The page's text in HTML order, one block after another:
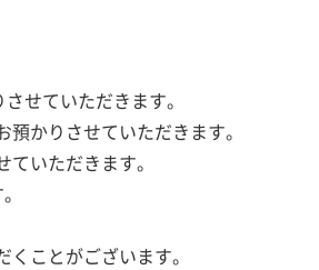
せていただきます。
かりさせていただきます。
いただきます。
ことがございます。